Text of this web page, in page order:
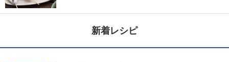
新着レシピ